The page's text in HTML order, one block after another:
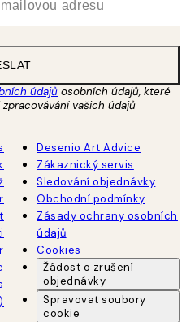
údajů osobních údajů, které
vašich údajů
Desenio Art Advice
Zákaznický servis
Sledování objednávky
Obchodní podmínky
Zásady ochrany osobních
údajů
Cookies
Žádost o zrušení
objednávky
Spravovat soubory
cookie